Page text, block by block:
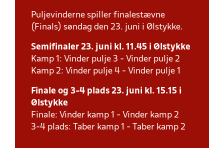
Puljevinderne spiller finalestævne
(Finals) søndag den 23. juni i Ølstykke.
Semifinaler 23. juni kl. 11.45 i Ølstykke
Kamp 1: Vinder pulje 3 - Vinder pulje 2
Kamp 2: Vinder pulje 4 - Vinder pulje 1
Finale og 3-4 plads 23. juni kl. 15.15 i
Ølstykke
Finale: Vinder kamp 1 - Vinder kamp 2
3-4 plads: Taber kamp 1 - Taber kamp 2